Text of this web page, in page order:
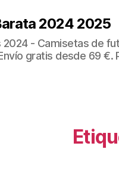
2024 2025
2024 - Camisetas de
gratis desde 69 €.